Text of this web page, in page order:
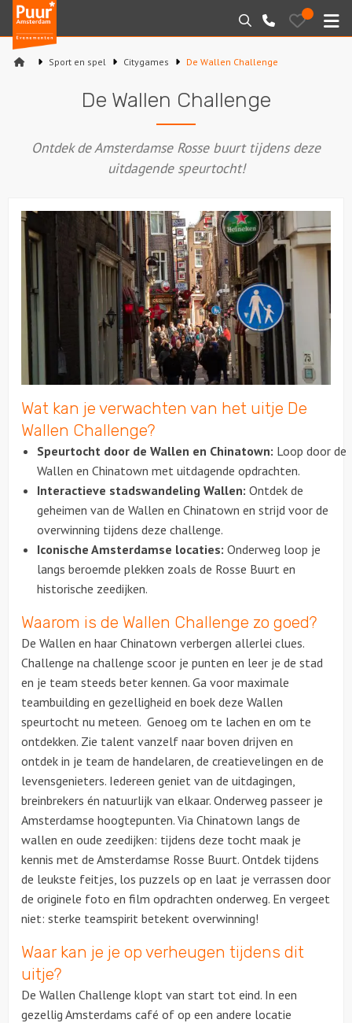
Puur*
Amsterdam
bedrijfsuitjes
Zoeken
020-
6260016
Bewaarde
uitjes
Varen
Workshops
Rondleidingen
Locaties
Feesten
Over ons
Sport en spel Citygames De Wallen Challenge
De Wallen Challenge
Ontdek de Amsterdamse Rosse buurt tijdens deze
uitdagende speurtocht!
Wat kan je verwachten van het uitje De
Wallen Challenge?
Speurtocht door de Wallen en Chinatown: Loop door de
Wallen en Chinatown met uitdagende opdrachten.
Interactieve stadswandeling Wallen: Ontdek de
geheimen van de Wallen en Chinatown en strijd voor de
overwinning tijdens deze challenge.
Iconische Amsterdamse locaties: Onderweg loop je
langs beroemde plekken zoals de Rosse Buurt en
historische zeedijken.
Waarom is de Wallen Challenge zo goed?
De Wallen en haar Chinatown verbergen allerlei clues.
Challenge na challenge scoor je punten en leer je de stad
en je team steeds beter kennen. Ga voor maximale
teambuilding en gezelligheid en boek deze Wallen
speurtocht nu meteen. Genoeg om te lachen en om te
ontdekken. Zie talent vanzelf naar boven drijven en
ontdek in je team de handelaren, de creatievelingen en de
levensgenieters. Iedereen geniet van de uitdagingen,
breinbrekers én natuurlijk van elkaar. Onderweg passeer je
Amsterdamse hoogtepunten. Via Chinatown langs de
wallen en oude zeedijken: tijdens deze tocht maak je
kennis met de Amsterdamse Rosse Buurt. Ontdek tijdens
de leukste feitjes, los puzzels op en laat je verrassen door
de originele foto en film opdrachten onderweg. En vergeet
niet: sterke teamspirit betekent overwinning!
Waar kan je je op verheugen tijdens dit
uitje?
De Wallen Challenge klopt van start tot eind. In een
gezellig Amsterdams café of op een andere locatie